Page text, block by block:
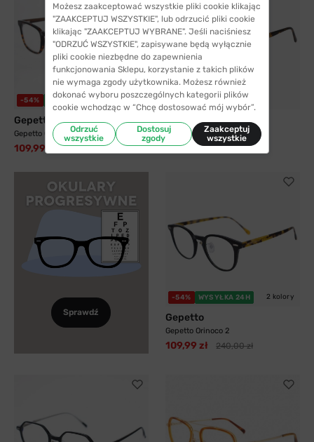
-54% WYSYŁKA 24H
Gepetto
Gepetto Caracas C3
109,99 zł 240,00 zł
-54% WYSYŁKA 24H
Gepetto
Gepetto Mourne
109,99 zł 240,00 zł
Sprawdź
-54% WYSYŁKA 24H 2 kolory
Gepetto
Gepetto Orinoco 2
109,99 zł 240,00 zł
Możesz zaakceptować wszystkie pliki cookie klikając
"ZAAKCEPTUJ WSZYSTKIE", lub odrzucić pliki cookie
klikając "ZAAKCEPTUJ WYBRANE". Jeśli naciśniesz
"ODRZUĆ WSZYSTKIE", zapisywane będą wyłącznie
pliki cookie niezbędne do zapewnienia
funkcjonowania Sklepu, korzystanie z takich plików
nie wymaga zgody użytkownika. Możesz również
dokonać wyboru poszczególnych kategorii plików
cookie wchodząc w “Chcę dostosować mój wybór”.
Odrzuć
wszystkie
Dostosuj
zgody
Zaakceptuj
wszystkie